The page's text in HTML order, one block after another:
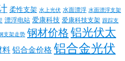
柔性支架 水上光伏 水面漂浮 水面漂浮支架
漂浮电站 爱康科技 爱康科技支架 跟踪支
支架走势 钢材价格 铝光伏太
料 铝合金价格 铝合金光伏